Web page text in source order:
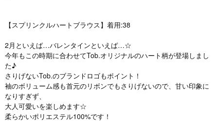
【スプリンクルハートブラウス】着用:38
2月といえば…バレンタインといえば…☆
今年もこの時期に合わせてTob.オリジナルのハート柄が登場しまし
た♪
さりげないTob.のブランドロゴもポイント！
袖のボリューム感も首元のリボンでもさりげないので、甘い印象に
なりすぎず、
大人可愛いを楽しめます☆
柔らかいポリエステル100%です！